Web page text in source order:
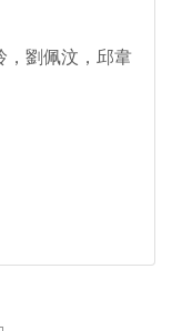
，劉佩汶，邱韋